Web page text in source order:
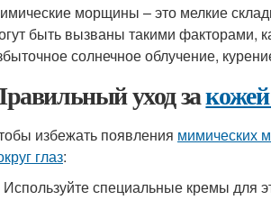
морщины – это мелкие
быть вызваны такими факторами,
солнечное облучение,
уход за
избежать появления мимических
глаз:
Используйте специальные кремы для